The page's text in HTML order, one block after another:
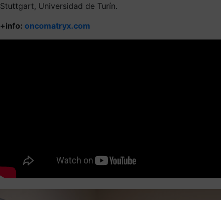
Stuttgart, Universidad de Turín.
+info: oncomatryx.com